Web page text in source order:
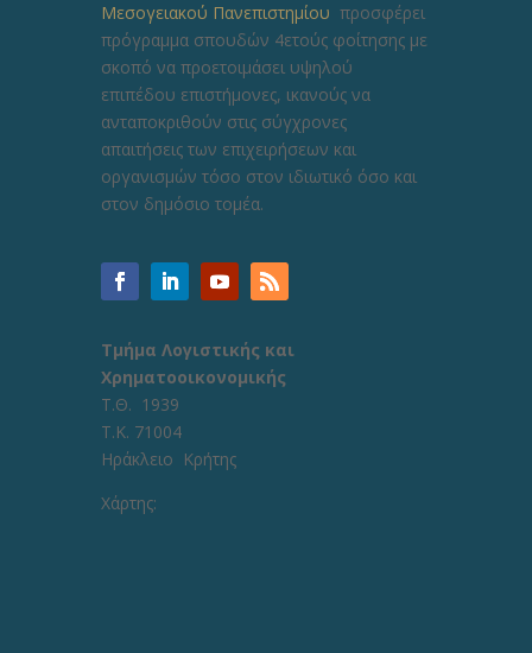
Μεσογειακού Πανεπιστημίου προσφέρει
πρόγραμμα σπουδών 4ετούς φοίτησης με
σκοπό να προετοιμάσει υψηλού
επιπέδου επιστήμονες, ικανούς να
ανταποκριθούν στις σύγχρονες
απαιτήσεις των επιχειρήσεων και
οργανισμών τόσο στον ιδιωτικό όσο και
στον δημόσιο τομέα.
Τμήμα Λογιστικής και
Χρηματοοικονομικής
Τ.Θ. 1939
Τ.Κ. 71004
Ηράκλειο Κρήτης
Χάρτης: